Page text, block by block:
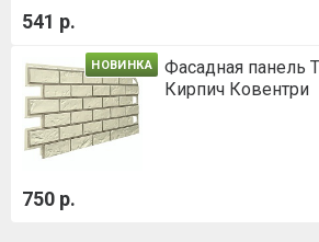
541 р.
НОВИНКА
Фасадная
Кирпич Ковентри
750 р.